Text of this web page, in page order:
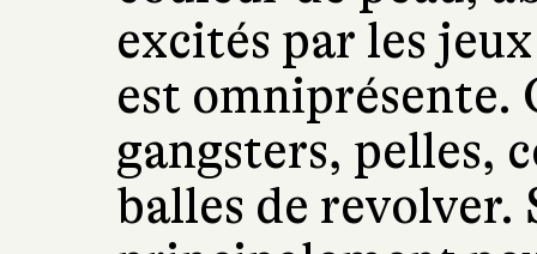
excités par les
est omniprésente.
gangsters, pelles,
balles de revolver.